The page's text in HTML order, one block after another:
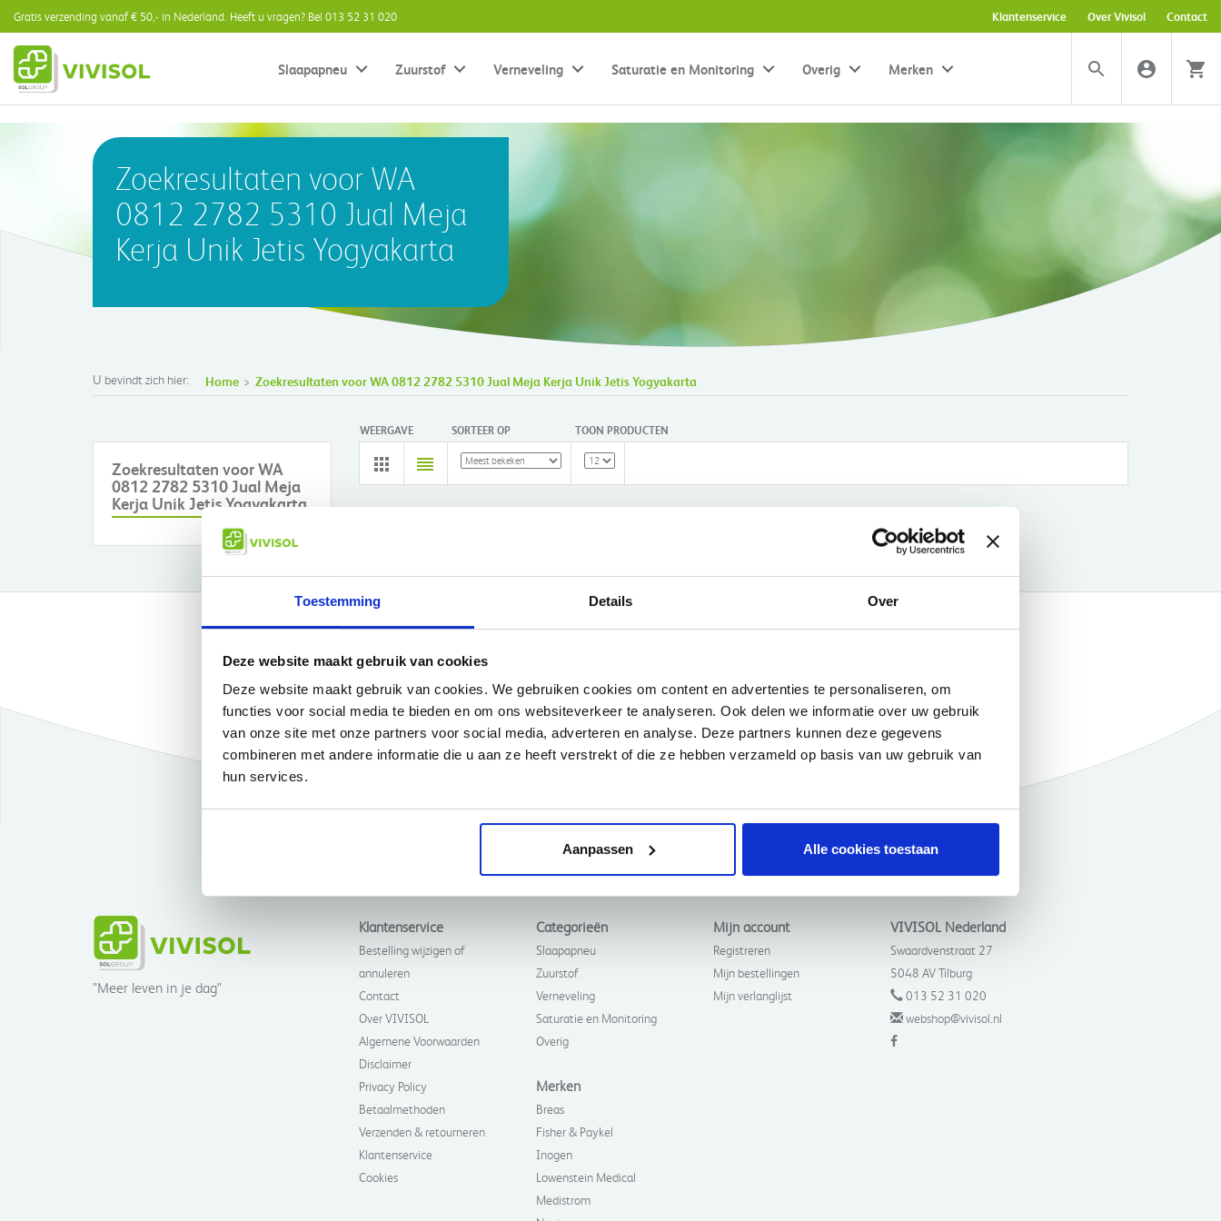
Toestemming Details Over
Deze website maakt gebruik van cookies
Deze website maakt gebruik van cookies. We gebruiken cookies om content en advertenties te personaliseren, om
functies voor social media te bieden en om ons websiteverkeer te analyseren. Ook delen we informatie over uw gebruik
van onze site met onze partners voor social media, adverteren en analyse. Deze partners kunnen deze gegevens
combineren met andere informatie die u aan ze heeft verstrekt of die ze hebben verzameld op basis van uw gebruik van
hun services.
Aanpassen Alle cookies toestaan
Gratis verzending vanaf € 50,- in Nederland. Heeft u vragen? Bel 013 52 31 020 Klantenservice Over Vivisol Contact
Slaapapneu Zuurstof Verneveling Saturatie en Monitoring Overig Merken
Zoekresultaten voor WA
0812 2782 5310 Jual Meja
Kerja Unik Jetis Yogyakarta
U bevindt zich hier: Home Zoekresultaten voor WA 0812 2782 5310 Jual Meja Kerja Unik Jetis Yogyakarta
Zoekresultaten voor WA
0812 2782 5310 Jual Meja
Kerja Unik Jetis Yogyakarta
WEERGAVE SORTEER OP TOON PRODUCTEN
Waarom VIVISOL?
Gratis bezorging in Nederland boven €50,-
Compleet assortiment
Persoonlijke service
Ruime productkennis
"Meer leven in je dag"
Klantenservice
Bestelling wijzigen of
annuleren
Contact
Over VIVISOL
Algemene Voorwaarden
Disclaimer
Privacy Policy
Betaalmethoden
Verzenden & retourneren
Klantenservice
Cookies
Categorieën
Slaapapneu
Zuurstof
Verneveling
Saturatie en Monitoring
Overig
Merken
Breas
Fisher & Paykel
Inogen
Lowenstein Medical
Medistrom
Mijn account
Registreren
Mijn bestellingen
Mijn verlanglijst
VIVISOL Nederland
Swaardvenstraat 27
5048 AV Tilburg
013 52 31 020
webshop@vivisol.nl